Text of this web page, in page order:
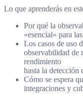
Lo que aprenderás en
Por qué la
«esencial» para
Los casos de uso
observabilidad de
rendimiento
hasta la detección
Cómo se espera
integraciones y